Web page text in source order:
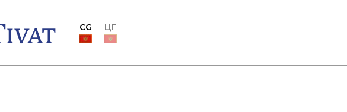
CG ЦГ